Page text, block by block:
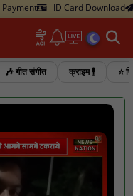
Payment ID Card Download
🎶 गीत संगीत क्राइम 🕴️ ⭐